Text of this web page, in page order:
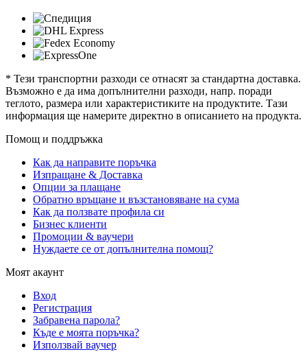
* Тези транспортни разходи се отнасят за стандартна доставка.
Възможно е да има допълнителни разходи, напр. поради
теглото, размера или характеристиките на продуктите. Тази
информация ще намерите директно в описанието на продукта.
Помощ и поддръжка
Как да направите поръчка
Изпращане & Доставка
Опции за плащане
Обратно връщане и възстановяване на сума
Как да ползвате профила си
Бизнес клиенти
Промоции & ваучери
Нуждаете се от допълнителна помощ?
Моят акаунт
Вход
Регистрация
Забравена парола?
Къде е моята поръчка?
Използвай ваучер